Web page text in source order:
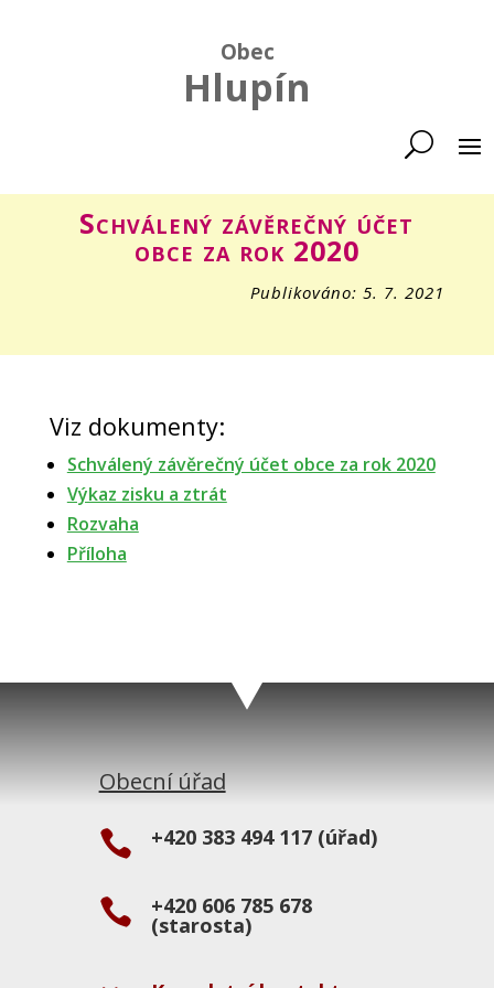
Obec
Hlupín
Schválený závěrečný účet
obce za rok 2020
Publikováno: 5. 7. 2021
Viz dokumenty:
Schválený závěrečný účet obce za rok 2020
Výkaz zisku a ztrát
Rozvaha
Příloha
Obecní úřad
 +420 383 494 117 (úřad)
 +420 606 785 678
(starosta)